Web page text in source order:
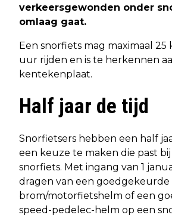
verkeersgewonden onder
omlaag gaat.
Een snorfiets mag maximaal
uur rijden en is te herkennen
kentekenplaat.
Half jaar de tijd
Snorfietsers hebben een half
een keuze te maken die past
snorfiets. Met ingang van 1
dragen van een goedgekeurde
brom/motorfietshelm of een
speed-pedelec-helm op een